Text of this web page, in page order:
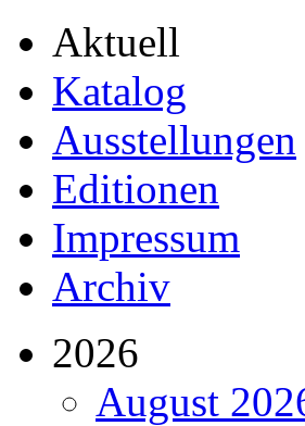
Aktuell
Katalog
Ausstellungen
Editionen
Impressum
Archiv
2026
August